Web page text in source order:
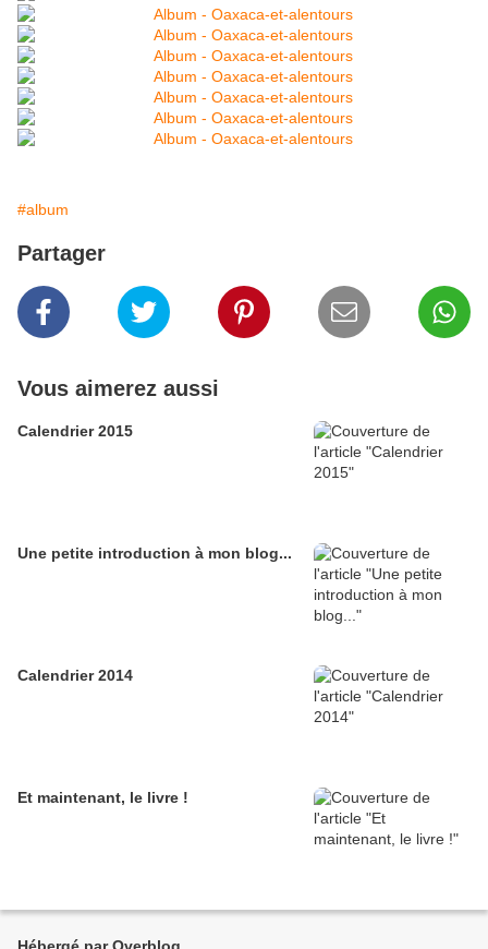
#album
Partager
Vous aimerez aussi
Calendrier 2015
Une petite introduction à mon blog...
Calendrier 2014
Et maintenant, le livre !